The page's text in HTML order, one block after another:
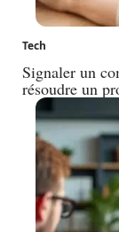
Tech
Signaler un
résoudre un